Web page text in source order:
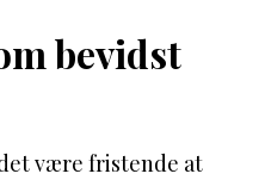
bevidst
være fristende at